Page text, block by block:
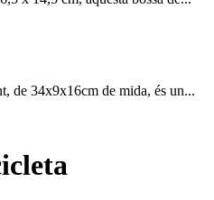
de 34x9x16cm de mida, és un...